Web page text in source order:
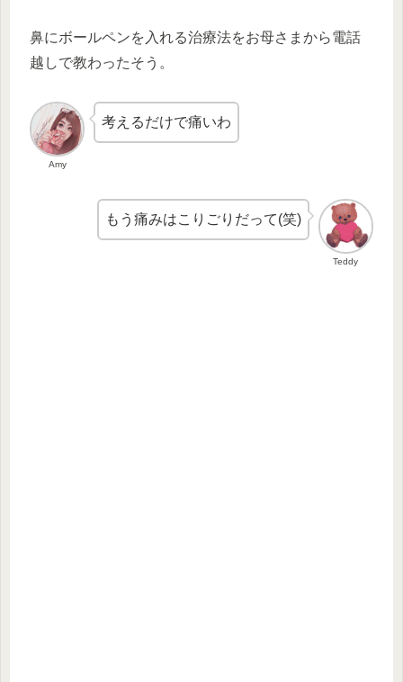
鼻にボールペンを入れる治療法をお母さまから電話
越しで教わったそう。
Amy
考えるだけで痛いわ
Teddy
もう痛みはこりごりだって(笑)